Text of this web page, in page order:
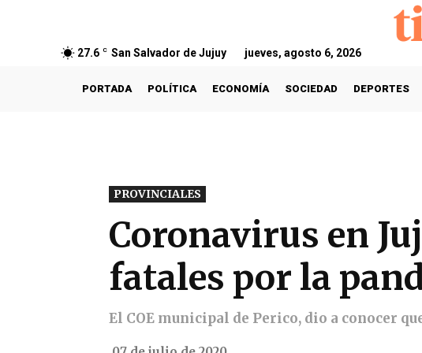
27.6 C San Salvador de Jujuy jueves, agosto 6, 2026
PORTADA POLÍTICA ECONOMÍA SOCIEDAD DEPORTES
PROVINCIALES
Coronavirus en
fatales por la
El COE municipal de Perico, dio a conocer